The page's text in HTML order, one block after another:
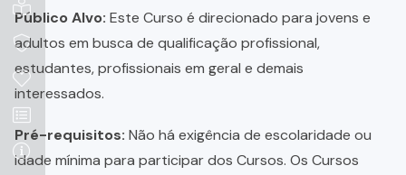
Público Alvo: Este Curso é direcionado para jovens e
adultos em busca de qualificação profissional,
estudantes, profissionais em geral e demais
interessados.
Pré-requisitos: Não há exigência de escolaridade ou
idade mínima para participar dos Cursos. Os Cursos